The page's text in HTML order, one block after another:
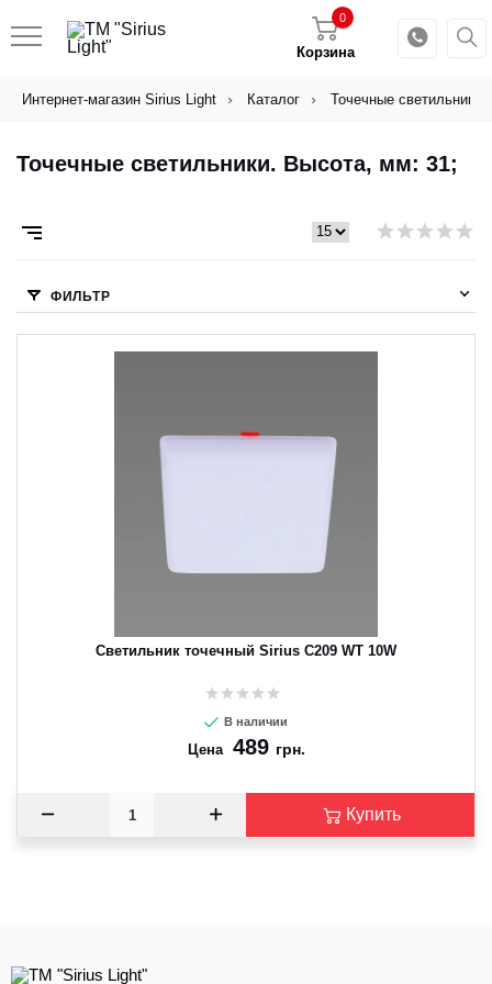
Корзина
0
Интернет-магазин Sirius Light Каталог Точечные светильники
Точечные светильники. Высота, мм: 31;
ФИЛЬТР
Светильник точечный Sirius C209 WT 10W
В наличии
Цена 489 грн.
Купить